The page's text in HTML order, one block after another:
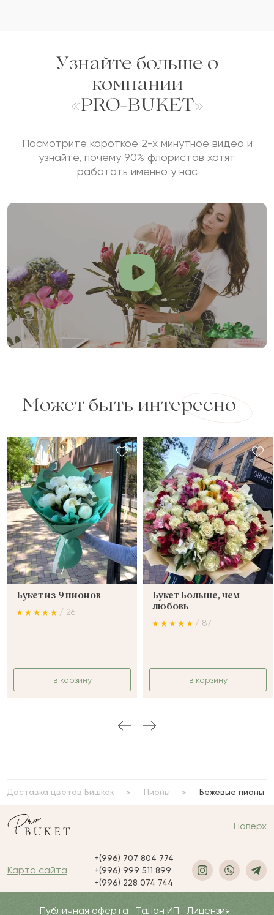
Узнайте больше о
компании
«PRO-BUKET»
Посмотрите короткое 2-х минутное видео и
узнайте, почему 90% флористов хотят
работать именно у нас
Может быть интересно
Букет из 9 пионов
/ 26
в корзину
Букет Больше, чем
любовь
/ 87
в корзину
Доставка цветов Бишкек Пионы Бежевые пионы
Наверх
Карта сайта
+(996) 707 804 774
+(996) 999 511 899
+(996) 228 074 744
Публичная оферта Талон ИП Лицензия